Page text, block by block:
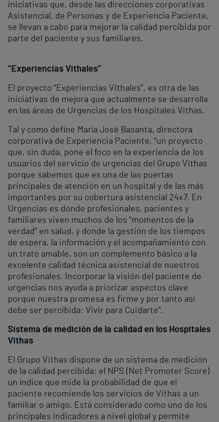
iniciativas que, desde las direcciones corporativas
Asistencial, de Personas y de Experiencia Paciente,
se llevan a cabo para mejorar la calidad percibida por
parte del paciente y sus familiares.
“Experiencias Vithales”
El proyecto “Experiencias Vithales”, es otra de las
iniciativas de mejora que actualmente se desarrolla
en las áreas de Urgencias de los Hospitales Vithas.
Tal y como define María José Basanta, directora
corporativa de Experiencia Paciente, “un proyecto
que, sin duda, pone el foco en la experiencia de los
usuarios del servicio de urgencias del Grupo Vithas
porque sabemos que es una de las puertas
principales de atención en un hospital y de las más
importantes por su cobertura asistencial 24x7. En
Urgencias es donde profesionales, pacientes y
familiares viven muchos de los “momentos de la
verdad” en salud, y donde la gestión de los tiempos
de espera, la información y el acompañamiento con
un trato amable, son un complemento básico a la
excelente calidad técnica asistencial de nuestros
profesionales. Incorporar la visión del paciente de
urgencias nos ayuda a priorizar aspectos clave
porque nuestra promesa es firme y por tanto así
debe ser percibida: Vivir para Cuidarte”.
Sistema de medición de la calidad en los Hospitales
Vithas
El Grupo Vithas dispone de un sistema de medición
de la calidad percibida: el NPS (Net Promoter Score)
un índice que mide la probabilidad de que el
paciente recomiende los servicios de Vithas a un
familiar o amigo. Está considerado como uno de los
principales indicadores a nivel global y permite